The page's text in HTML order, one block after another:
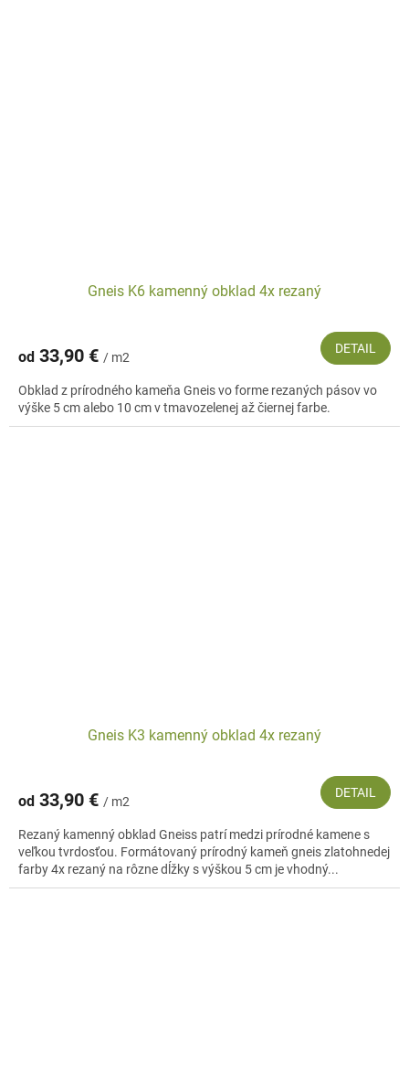
Gneis K6 kamenný obklad 4x rezaný
od 33,90 € / m2
DETAIL
Obklad z prírodného kameňa Gneis vo forme rezaných pásov vo
výške 5 cm alebo 10 cm v tmavozelenej až čiernej farbe.
Gneis K3 kamenný obklad 4x rezaný
od 33,90 € / m2
DETAIL
Rezaný kamenný obklad Gneiss patrí medzi prírodné kamene s
veľkou tvrdosťou. Formátovaný prírodný kameň gneis zlatohnedej
farby 4x rezaný na rôzne dĺžky s výškou 5 cm je vhodný...